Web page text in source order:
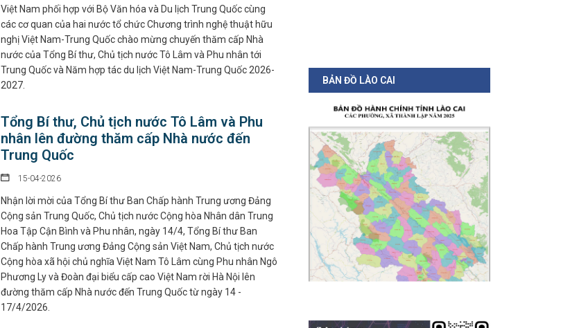
Việt Nam phối hợp với Bộ Văn hóa và Du lịch Trung Quốc cùng
các cơ quan của hai nước tổ chức Chương trình nghệ thuật hữu
nghị Việt Nam-Trung Quốc chào mừng chuyến thăm cấp Nhà
nước của Tổng Bí thư, Chủ tịch nước Tô Lâm và Phu nhân tới
Trung Quốc và Năm hợp tác du lịch Việt Nam-Trung Quốc 2026-
2027.
Tổng Bí thư, Chủ tịch nước Tô Lâm và Phu
nhân lên đường thăm cấp Nhà nước đến
Trung Quốc
15-04-2026
Nhận lời mời của Tổng Bí thư Ban Chấp hành Trung ương Đảng
Cộng sản Trung Quốc, Chủ tịch nước Cộng hòa Nhân dân Trung
Hoa Tập Cận Bình và Phu nhân, ngày 14/4, Tổng Bí thư Ban
Chấp hành Trung ương Đảng Cộng sản Việt Nam, Chủ tịch nước
Cộng hòa xã hội chủ nghĩa Việt Nam Tô Lâm cùng Phu nhân Ngô
Phương Ly và Đoàn đại biểu cấp cao Việt Nam rời Hà Nội lên
đường thăm cấp Nhà nước đến Trung Quốc từ ngày 14 -
17/4/2026.
BẢN ĐỒ LÀO CAI